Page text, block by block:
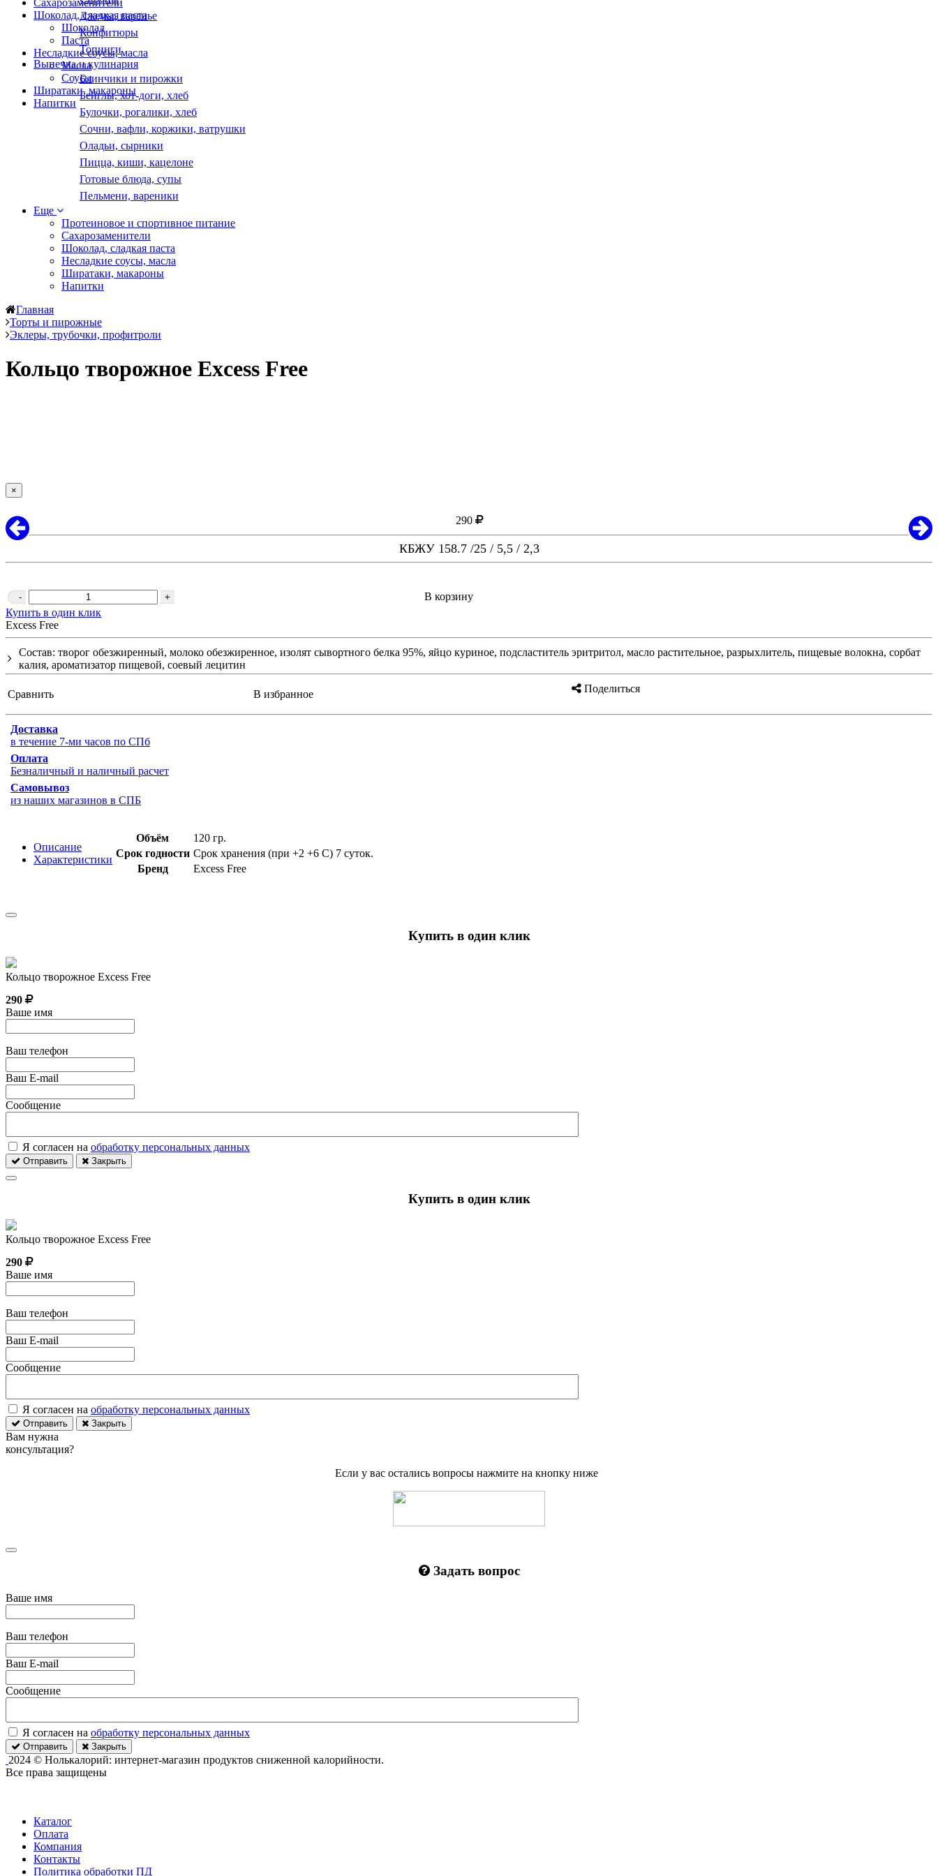
Сахарозаменители
Шоколад, сладкая паста
Шоколад
Паста
Несладкие соусы, масла
Масла
Соусы
Ширатаки, макароны
Напитки
Джемы, варенье
Конфитюры
Топинги
Выпечка и кулинария
Блинчики и пирожки
Бейглы, хот-доги, хлеб
Булочки, рогалики, хлеб
Сочни, вафли, коржики, ватрушки
Оладьи, сырники
Пицца, киши, кацелоне
Готовые блюда, супы
Пельмени, вареники
Еще
Протеиновое и спортивное питание
Сахарозаменители
Шоколад, сладкая паста
Несладкие соусы, масла
Ширатаки, макароны
Напитки
Главная
Торты и пирожные
Эклеры, трубочки, профитроли
Кольцо творожное Excess Free
×
290
КБЖУ 158.7 /25 / 5,5 / 2,3
- +
В корзину
Купить в один клик
Excess Free
Состав: творог обезжиренный, молоко обезжиренное, изолят сывортного белка 95%, яйцо куриное, подсластитель эритритол, масло растительное, разрыхлитель, пищевые волокна, сорбат
калия, ароматизатор пищевой, соевый лецитин
Сравнить В избранное Поделиться
Доставка
в течение 7-ми часов по СПб
Оплата
Безналичный и наличный расчет
Самовывоз
из наших магазинов в СПБ
Описание
Характеристики
Объём
120 гр.
Срок годности Срок хранения (при +2 +6 С) 7 суток.
Бренд
Excess Free
Купить в один клик
Кольцо творожное Excess Free
290
Ваше имя
Ваш телефон
Ваш E-mail
Сообщение
Я согласен на обработку персональных данных
Отправить Закрыть
Купить в один клик
Кольцо творожное Excess Free
290
Ваше имя
Ваш телефон
Ваш E-mail
Сообщение
Я согласен на обработку персональных данных
Отправить Закрыть
Вам нужна
консультация?
Если у вас остались вопросы нажмите на кнопку ниже
Задать вопрос
Ваше имя
Ваш телефон
Ваш E-mail
Сообщение
Я согласен на обработку персональных данных
Отправить Закрыть
2024 © Нолькалорий: интернет-магазин продуктов сниженной калорийности.
Все права защищены
Каталог
Оплата
Компания
Контакты
Политика обработки ПД